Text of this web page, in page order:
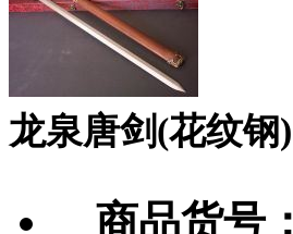
龙泉唐剑(花纹钢)
商品货号：